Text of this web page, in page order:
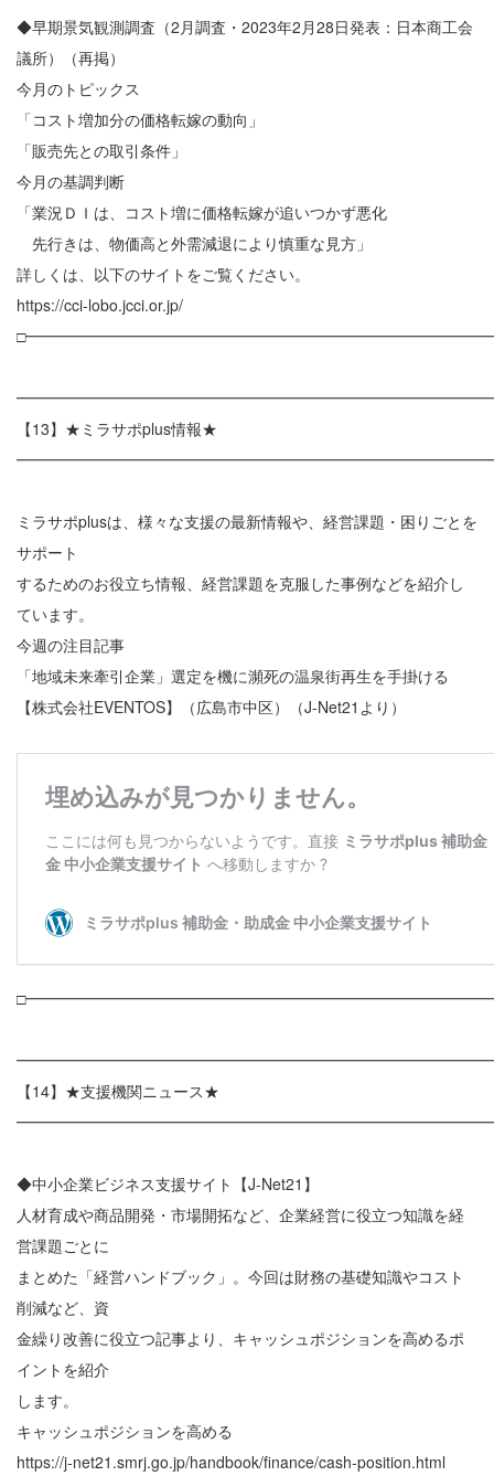
◆早期景気観測調査（2月調査・2023年2月28日発表：日本商工会
議所）（再掲）
今月のトピックス
「コスト増加分の価格転嫁の動向」
「販売先との取引条件」
今月の基調判断
「業況ＤＩは、コスト増に価格転嫁が追いつかず悪化
先行きは、物価高と外需減退により慎重な見方」
詳しくは、以下のサイトをご覧ください。
https://cci-lobo.jcci.or.jp/
【13】★ミラサポplus情報★
ミラサポplusは、様々な支援の最新情報や、経営課題・困りごとを
サポート
するためのお役立ち情報、経営課題を克服した事例などを紹介し
ています。
今週の注目記事
「地域未来牽引企業」選定を機に瀕死の温泉街再生を手掛ける
【株式会社EVENTOS】（広島市中区）（J-Net21より）
【14】★支援機関ニュース★
◆中小企業ビジネス支援サイト【J-Net21】
人材育成や商品開発・市場開拓など、企業経営に役立つ知識を経
営課題ごとに
まとめた「経営ハンドブック」。今回は財務の基礎知識やコスト
削減など、資
金繰り改善に役立つ記事より、キャッシュポジションを高めるポ
イントを紹介
します。
キャッシュポジションを高める
https://j-net21.smrj.go.jp/handbook/finance/cash-position.html